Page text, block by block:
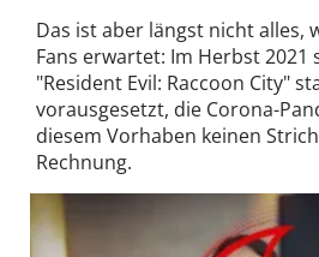
Das ist aber längst nicht alles,
Fans erwartet: Im Herbst 2021
"Resident Evil: Raccoon City"
vorausgesetzt, die Corona-
diesem Vorhaben keinen
Rechnung.